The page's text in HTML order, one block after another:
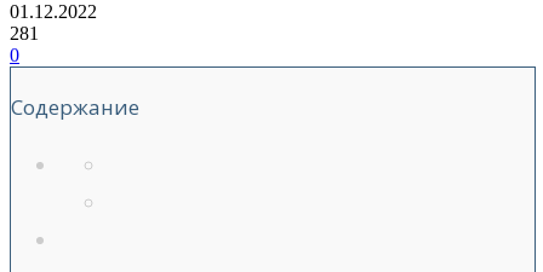
01.12.2022
281
0
Содержание